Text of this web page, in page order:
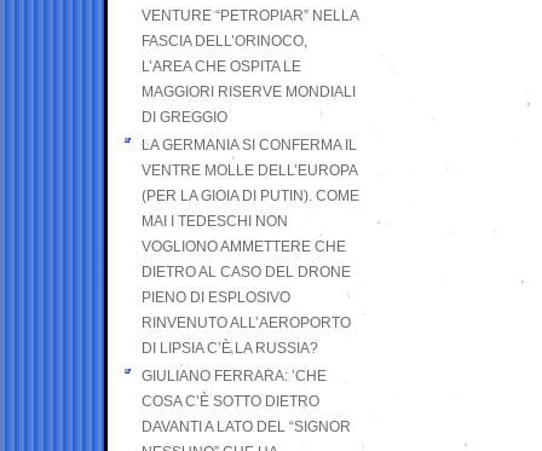
VENTURE “PETROPIAR” NELLA
FASCIA DELL’ORINOCO,
L’AREA CHE OSPITA LE
MAGGIORI RISERVE MONDIALI
DI GREGGIO
LA GERMANIA SI CONFERMA IL
VENTRE MOLLE DELL’EUROPA
(PER LA GIOIA DI PUTIN). COME
MAI I TEDESCHI NON
VOGLIONO AMMETTERE CHE
DIETRO AL CASO DEL DRONE
PIENO DI ESPLOSIVO
RINVENUTO ALL’AEROPORTO
DI LIPSIA C’È LA RUSSIA?
GIULIANO FERRARA: ’CHE
COSA C’È SOTTO DIETRO
DAVANTI A LATO DEL “SIGNOR